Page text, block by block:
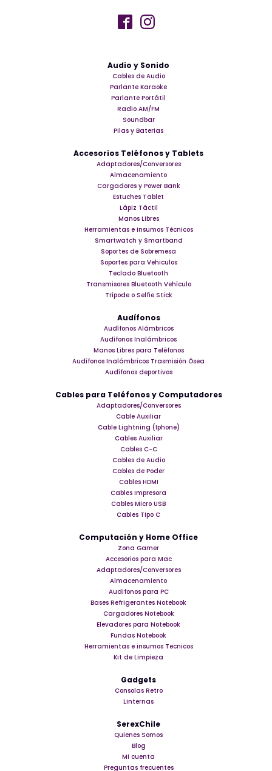
Audio y Sonido
Cables de Audio
Parlante Karaoke
Parlante Portátil
Radio AM/FM
Soundbar
Pilas y Baterias
Accesorios Teléfonos y Tablets
Adaptadores/Conversores
Almacenamiento
Cargadores y Power Bank
Estuches Tablet
Lápiz Táctil
Manos Libres
Herramientas e insumos Técnicos
Smartwatch y Smartband
Soportes de Sobremesa
Soportes para Vehiculos
Teclado Bluetooth
Transmisores Bluetooth Vehículo
Trípode o Selfie Stick
Audífonos
Audífonos Alámbricos
Audífonos Inalámbricos
Manos Libres para Teléfonos
Audífonos Inalámbricos Trasmisión Ósea
Audífonos deportivos
Cables para Teléfonos y Computadores
Adaptadores/Conversores
Cable Auxiliar
Cable Lightning (Iphone)
Cables Auxiliar
Cables C-C
Cables de Audio
Cables de Poder
Cables HDMI
Cables Impresora
Cables Micro USB
Cables Tipo C
Computación y Home Office
Zona Gamer
Accesorios para Mac
Adaptadores/Conversores
Almacenamiento
Audifonos para PC
Bases Refrigerantes Notebook
Cargadores Notebook
Elevadores para Notebook
Fundas Notebook
Herramientas e insumos Tecnicos
Kit de Limpieza
Gadgets
Consolas Retro
Linternas
SerexChile
Quienes Somos
Blog
Mi cuenta
Preguntas frecuentes